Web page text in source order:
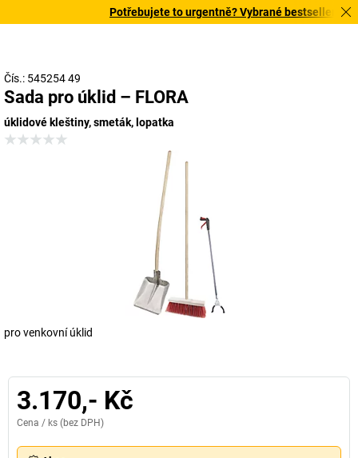
Potřebujete to urgentně? Vybrané bestsellery
Čís.: 545254 49
Sada pro úklid – FLORA
úklidové kleštiny, smeták, lopatka
pro venkovní úklid
3.170,- Kč
Cena / ks (bez DPH)